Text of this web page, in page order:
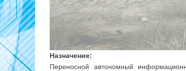
Назначение:
Переносной автономный